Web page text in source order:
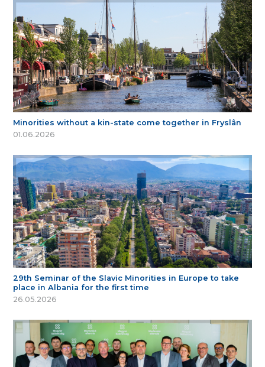
Minorities without a kin-state come together in Fryslân
01.06.2026
29th Seminar of the Slavic Minorities in Europe to take
place in Albania for the first time
26.05.2026